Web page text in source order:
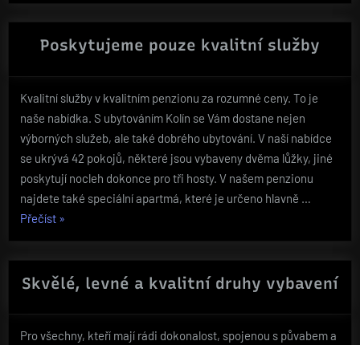
pro
nadšence
Poskytujeme pouze kvalitní služby
Kvalitní služby v kvalitním penzionu za rozumné ceny. To je
naše nabídka. S ubytováním Kolín se Vám dostane nejen
výborných služeb, ale také dobrého ubytování. V naší nabídce
se ukrývá 42 pokojů, některé jsou vybaveny dvěma lůžky, jiné
poskytují nocleh dokonce pro tři hosty. V našem penzionu
najdete také speciální apartmá, které je určeno hlavně …
Přečíst„Poskytujeme
kvalitní
služby“
»
Skvělé, levné a kvalitní druhy vybavení
Pro všechny, kteří mají rádi dokonalost, spojenou s půvabem a